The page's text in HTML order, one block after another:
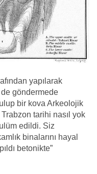
yapılarak
göndermede
bir kova Arkeolojik
Trabzon tarihi nasıl yok
edildi. Siz
binalarını hayal
betonikte”